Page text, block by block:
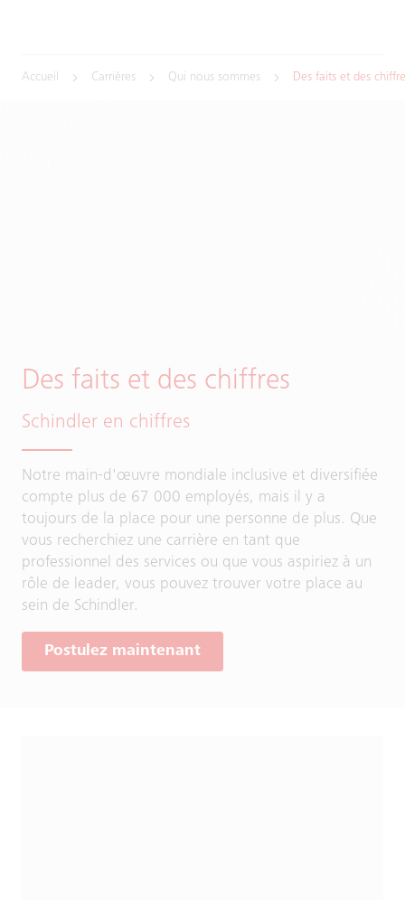
Accueil Carrières Qui nous sommes Des faits et des
Des faits et des chiffres
Schindler en chiffres
Notre main-d'œuvre mondiale inclusive et diversifiée
compte plus de 67 000 employés, mais il y a
toujours de la place pour une personne de plus. Que
vous recherchiez une carrière en tant que
professionnel des services ou que vous aspiriez à un
rôle de leader, vous pouvez trouver votre place au
sein de Schindler.
Postulez maintenant